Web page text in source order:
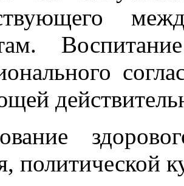
политической